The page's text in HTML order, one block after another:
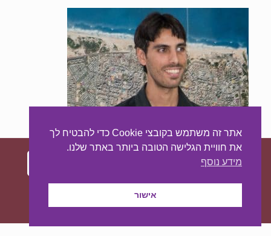
עיצוב ובניית האתר:מאסטר סייט - יצירת נוכחות
באינטרנט
אתר זה משתמש בקובצי Cookie כדי להבטיח לך
את חוויית הגלישה הטובה ביותר באתר שלנו.
מידע נוסף
אישור